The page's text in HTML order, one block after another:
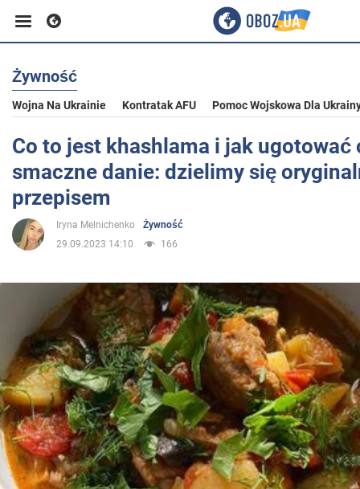
Biznes
Sport
Rozrywka
Życie
Polityka
Społeczeństwo
Wojna na Ukrainie
Świat
Żywność
Wojna Na Ukrainie Kontratak AFU Pomoc Wojskowa Dla
Co to jest khashlama i jak ugotować
smaczne danie: dzielimy się
przepisem
Iryna Melnichenko
Żywność
29.09.2023 14:10
166